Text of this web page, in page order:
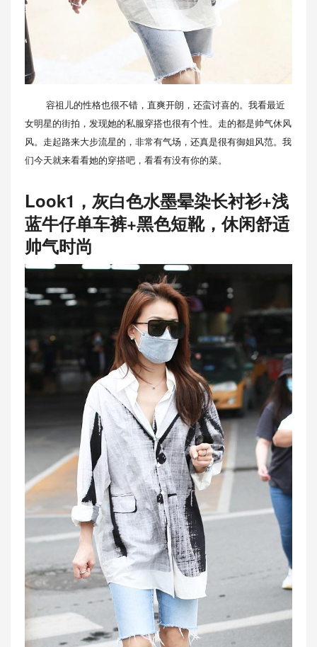
容祖儿的性格也很不错，直爽开朗，还蛮讨喜的。我看最近
女明星的街拍，发现她的私服穿搭也很有个性。走的都是帅气休风
风。走起路来大步流星的，非常有气场，还真是很有御姐风范。我
们今天就来看看她的穿搭吧，看看有没有你的菜。
Look1，灰白色水墨晕染长衬衫+浅
蓝牛仔单车裤+黑色短靴，休闲舒适
帅气时尚